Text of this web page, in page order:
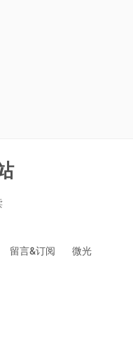
留言&订阅 微光